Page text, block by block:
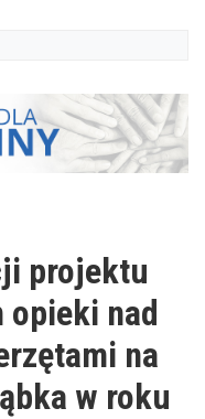
projektu
opieki nad
na
w roku